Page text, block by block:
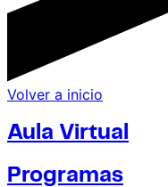
Volver a inicio
Aula Virtual
Programas